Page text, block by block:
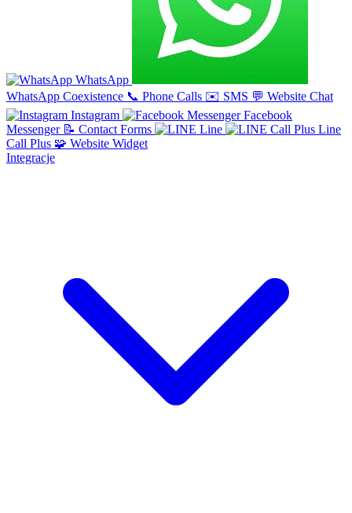
WhatsApp
WhatsApp Coexistence 📞 Phone Calls ✉️ SMS 💬 Website Chat
Instagram
Facebook
Messenger 📝 Contact Forms Line
Line
Call Plus 🧩 Website Widget
Integracje